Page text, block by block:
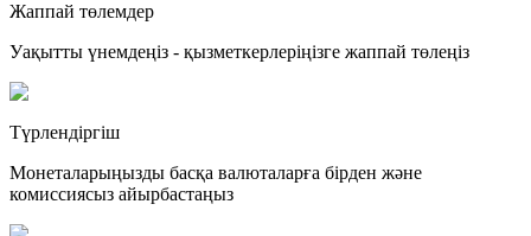
Жаппай төлемдер
Уақытты үнемдеңіз - қызметкерлеріңізге жаппай төлеңіз
Түрлендіргіш
Монеталарыңызды басқа валюталарға бірден және
комиссиясыз айырбастаңыз